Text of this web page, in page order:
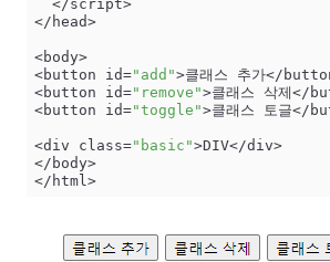
</head>
<body>
<button id="add">클래스 추가</
<button id="remove">클래스 삭제</
<button id="toggle">클래스 토글</
<div class="basic">DIV</div>
</body>
</html>